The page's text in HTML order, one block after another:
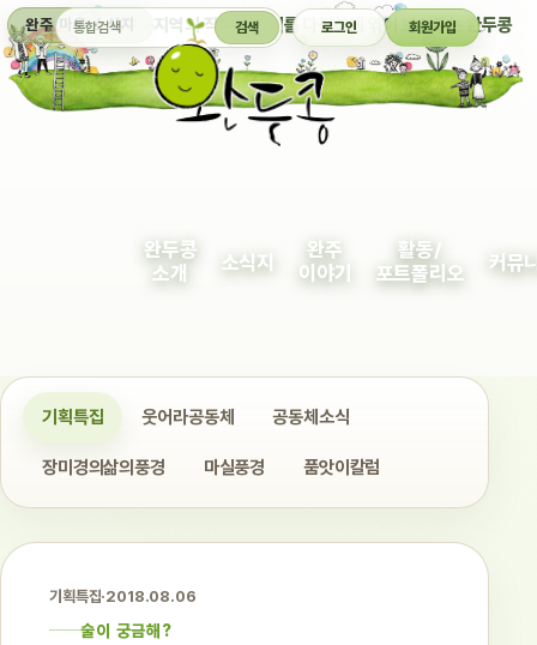
완주 마을 소식지 지역의 작은 이야기를 다정하게 엮어 보여주는 완두콩
통합검색 검색 로그인 회원가입
완두콩
소개
소식지
완주
이야기
활동/
포트폴리오
커뮤
기획특집 웃어라공동체 공동체소식
장미경의삶의풍경 마실풍경 품앗이칼럼
기획특집·2018.08.06
술이 궁금해?